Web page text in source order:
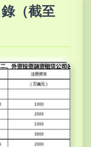
（截至